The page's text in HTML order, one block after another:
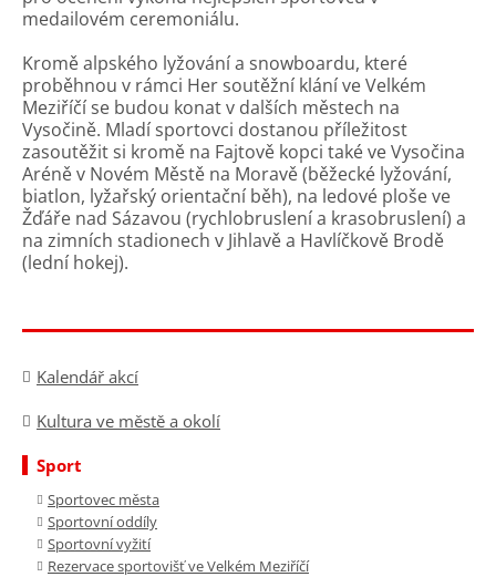
medailovém ceremoniálu.
Kromě alpského lyžování a snowboardu, které
proběhnou v rámci Her soutěžní klání ve Velkém
Meziříčí se budou konat v dalších městech na
Vysočině. Mladí sportovci dostanou příležitost
zasoutěžit si kromě na Fajtově kopci také ve Vysočina
Aréně v Novém Městě na Moravě (běžecké lyžování,
biatlon, lyžařský orientační běh), na ledové ploše ve
Žďáře nad Sázavou (rychlobruslení a krasobruslení) a
na zimních stadionech v Jihlavě a Havlíčkově Brodě
(lední hokej).
Kalendář akcí
Kultura ve městě a okolí
Sport
Sportovec města
Sportovní oddíly
Sportovní vyžití
Rezervace sportovišť ve Velkém Meziříčí